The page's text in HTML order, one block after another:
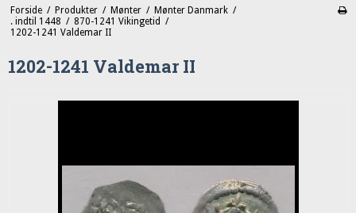
Forside / Produkter / Mønter / Mønter Danmark /
. indtil 1448 / 870-1241 Vikingetid /
1202-1241 Valdemar II
1202-1241 Valdemar II